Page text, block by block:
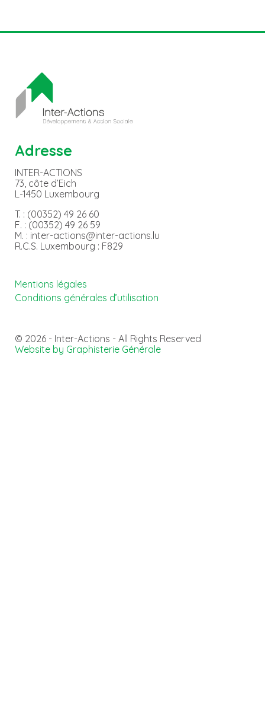
Adresse
INTER-ACTIONS
73, côte d’Eich
L-1450 Luxembourg
T. : (00352) 49 26 60
F. : (00352) 49 26 59
M. : inter-actions@inter-actions.lu
R.C.S. Luxembourg : F829
Mentions légales
Conditions générales d’utilisation
© 2026 - Inter-Actions - All Rights Reserved
Website by Graphisterie Générale